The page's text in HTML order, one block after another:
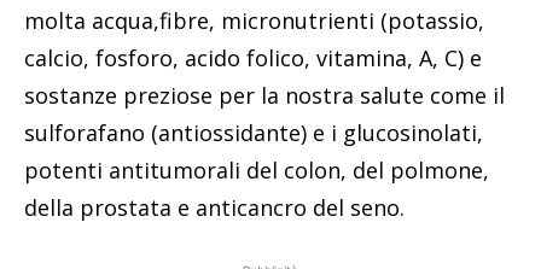
molta acqua,fibre, micronutrienti (potassio,
calcio, fosforo, acido folico, vitamina, A, C) e
sostanze preziose per la nostra salute come il
sulforafano (antiossidante) e i glucosinolati,
potenti antitumorali del colon, del polmone,
della prostata e anticancro del seno.